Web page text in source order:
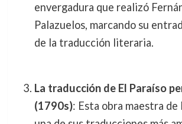
envergadura que realizó
Palazuelos, marcando su
de la traducción literaria.
La traducción de El Paraíso
(1790s): Esta obra maestra